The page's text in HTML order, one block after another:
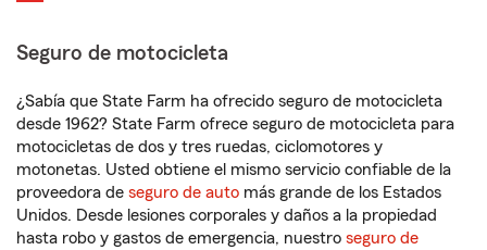
Seguro de motocicleta
¿Sabía que State Farm ha ofrecido seguro de motocicleta
desde 1962? State Farm ofrece seguro de motocicleta para
motocicletas de dos y tres ruedas, ciclomotores y
motonetas. Usted obtiene el mismo servicio confiable de la
proveedora de seguro de auto más grande de los Estados
Unidos. Desde lesiones corporales y daños a la propiedad
hasta robo y gastos de emergencia, nuestro seguro de